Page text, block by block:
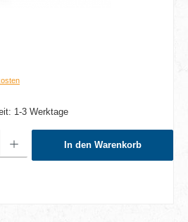
1-3 Werktage
In den Warenkorb